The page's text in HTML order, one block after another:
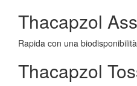
Thacapzol
Rapida con una
Thacapzol